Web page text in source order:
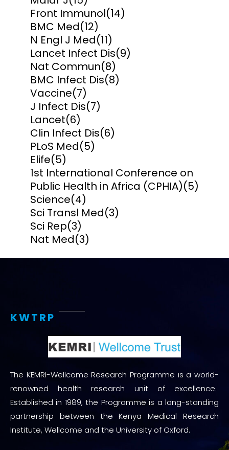
Front Immunol(14)
BMC Med(12)
N Engl J Med(11)
Lancet Infect Dis(9)
Nat Commun(8)
BMC Infect Dis(8)
Vaccine(7)
J Infect Dis(7)
Lancet(6)
Clin Infect Dis(6)
PLoS Med(5)
Elife(5)
1st International Conference on
Public Health in Africa (CPHIA)(5)
Science(4)
Sci Transl Med(3)
Sci Rep(3)
Nat Med(3)
KWTRP
The KEMRI-Wellcome Research Programme is a world-
renowned health research unit of excellence.
Established in 1989, the Programme is a long-standing
partnership between the Kenya Medical Research
Institute, Wellcome and the University of Oxford.